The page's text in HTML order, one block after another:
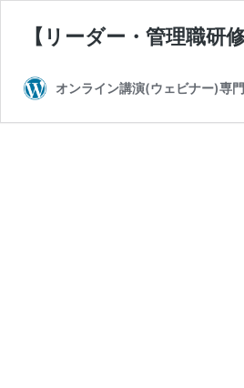
【リーダー・管理職
オンライン講演(ウェビナー)専